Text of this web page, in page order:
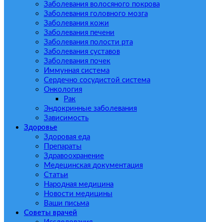
Заболевания волосяного покрова
Заболевания головного мозга
Заболевания кожи
Заболевания печени
Заболевания полости рта
Заболевания суставов
Заболевания почек
Иммунная система
Сердечно сосудистой система
Онкология
Рак
Эндокринные заболевания
Зависимость
Здоровье
Здоровая еда
Препараты
Здравоохранение
Медецинская документация
Статьи
Народная медицина
Новости медицины
Ваши письма
Советы врачей